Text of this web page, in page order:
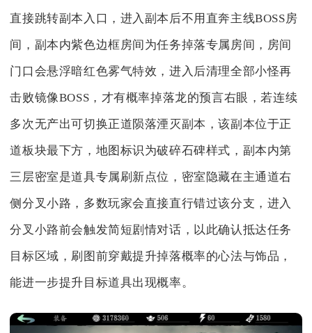
直接跳转副本入口，进入副本后不用直奔主线BOSS房
间，副本内紫色边框房间为任务掉落专属房间，房间
门口会悬浮暗红色雾气特效，进入后清理全部小怪再
击败镜像BOSS，才有概率掉落龙的预言右眼，若连续
多次无产出可切换正道陨落湮灭副本，该副本位于正
道板块最下方，地图标识为破碎石碑样式，副本内第
三层密室是道具专属刷新点位，密室隐藏在主通道右
侧分叉小路，多数玩家会直接直行错过该分支，进入
分叉小路前会触发简短剧情对话，以此确认抵达任务
目标区域，刷图前穿戴提升掉落概率的心法与饰品，
能进一步提升目标道具出现概率。